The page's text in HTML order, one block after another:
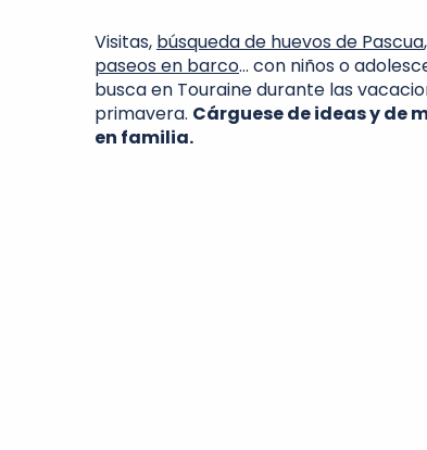
Visitas, búsqueda de huevos de Pascua,
paseos en barco… con niños o
busca en Touraine durante las
primavera. Cárguese de ideas y
en familia.